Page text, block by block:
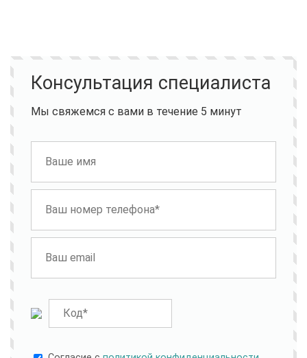
Консультация специалиста
Мы свяжемся с вами в течение 5 минут